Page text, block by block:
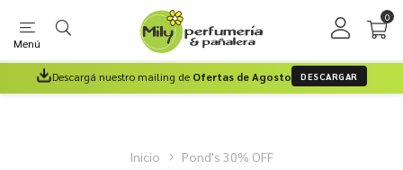
Menú
0
Descargá nuestro mailing de Ofertas de Agosto DESCARGAR
Inicio Pond's 30% OFF